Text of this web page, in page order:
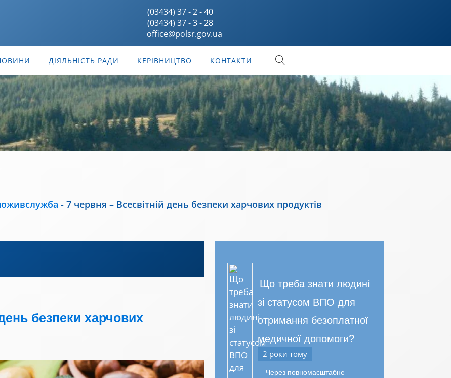
(03434) 37 - 2 - 40
(03434) 37 - 3 - 28
office@polsr.gov.ua
ДІЯЛЬНІСТЬ РАДИ КЕРІВНИЦТВО КОНТАКТИ
- 7 червня – Всесвітній день безпеки харчових продуктів
безпеки харчових
Що треба знати людині
зі статусом ВПО для
отримання безоплатної
медичної допомоги?
2 роки тому
Через повномасштабне